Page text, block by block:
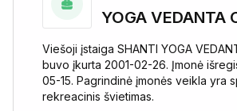
YOGA VEDANTA
Viešoji įstaiga SHANTI YOGA
buvo įkurta 2001-02-26. Įmonė
05-15. Pagrindinė įmonės veikla yra
rekreacinis švietimas.